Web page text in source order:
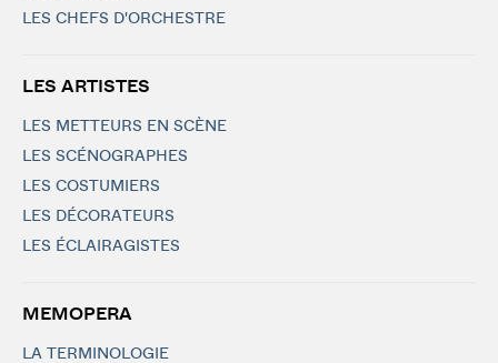
LES CHEFS D'ORCHESTRE
LES ARTISTES
LES METTEURS EN SCÈNE
LES SCÉNOGRAPHES
LES COSTUMIERS
LES DÉCORATEURS
LES ÉCLAIRAGISTES
MEMOPERA
LA TERMINOLOGIE